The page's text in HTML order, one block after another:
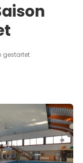
gestartet